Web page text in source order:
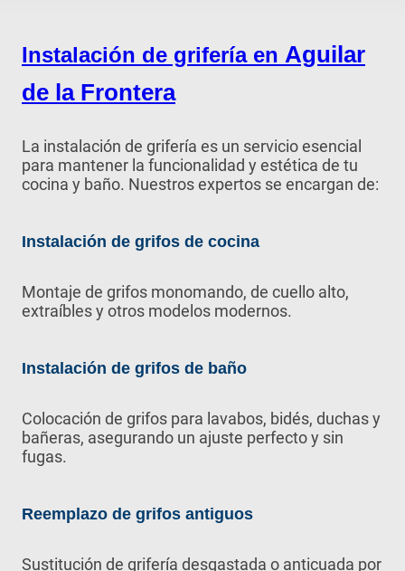
Instalación de grifería en Aguilar
de la Frontera
La instalación de grifería es un servicio esencial
para mantener la funcionalidad y estética de tu
cocina y baño. Nuestros expertos se encargan de:
Instalación de grifos de cocina
Montaje de grifos monomando, de cuello alto,
extraíbles y otros modelos modernos.
Instalación de grifos de baño
Colocación de grifos para lavabos, bidés, duchas y
bañeras, asegurando un ajuste perfecto y sin
fugas.
Reemplazo de grifos antiguos
Sustitución de grifería desgastada o anticuada por